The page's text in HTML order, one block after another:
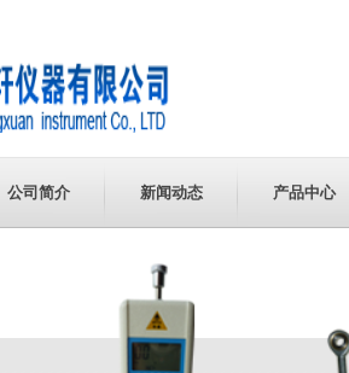
公司简介 新闻动态 产品中心